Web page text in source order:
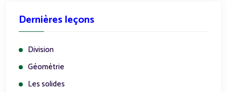
Dernières leçons
Division
Géométrie
Les solides